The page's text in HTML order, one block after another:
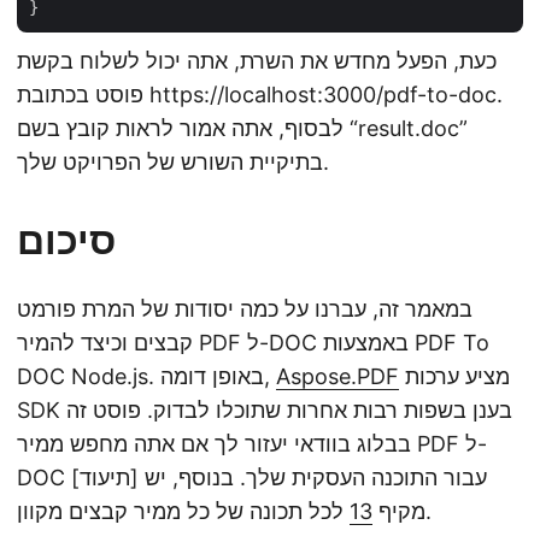
כעת, הפעל מחדש את השרת, אתה יכול לשלוח בקשת
פוסט בכתובת https://localhost:3000/pdf-to-doc.
לבסוף, אתה אמור לראות קובץ בשם “result.doc”
בתיקיית השורש של הפרויקט שלך.
סיכום
במאמר זה, עברנו על כמה יסודות של המרת פורמט
קבצים וכיצד להמיר PDF ל-DOC באמצעות PDF To
DOC Node.js. באופן דומה, Aspose.PDF
SDK בענן בשפות רבות אחרות שתוכלו לבדוק. פוסט זה
בבלוג בוודאי יעזור לך אם אתה מחפש ממיר PDF ל-
DOC עבור התוכנה העסקית שלך. בנוסף, יש [תיעוד]
מקיף 13 לכל תכונה של כל ממיר קבצים מקוון.